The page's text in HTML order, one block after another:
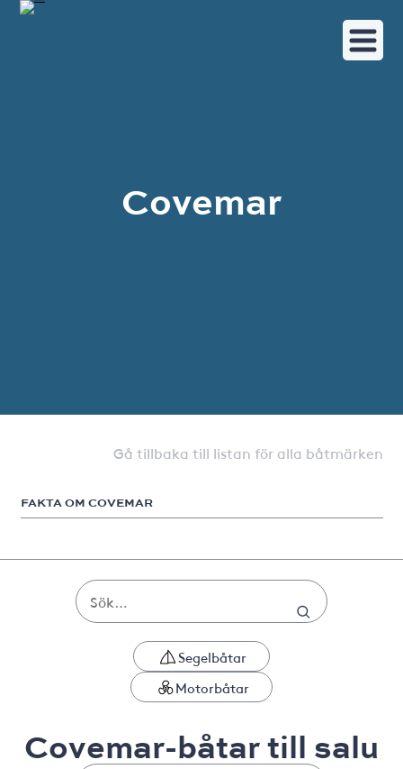
Covemar
Gå tillbaka till listan för alla båtmärken
FAKTA OM COVEMAR
Segelbåtar
Motorbåtar
Covemar-båtar till salu